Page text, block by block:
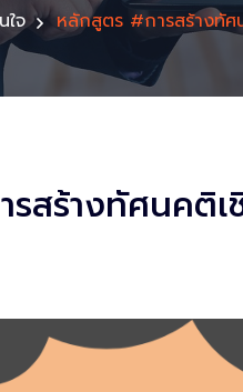
ใจ หลักสูตร #การสร้างทัศ
สร้างทัศนคติเ